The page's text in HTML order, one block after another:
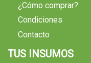
¿Cómo comprar?
Condiciones
Contacto
TUS INSUMOS